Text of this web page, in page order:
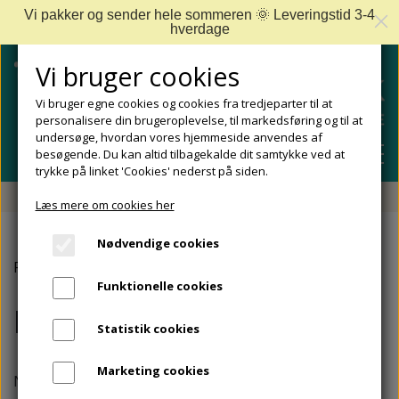
SHOP
FODCREMER
NEGLESVAMP
REDSKABER TIL FODPLEJE OG NEGLEPLEJE
FODFILE OG FODHØVLE
SÅLER, FODINDLÆG OG AFLASTNINGER
FODPROBLEMER
APOFYSITIS CALCANEI/SEVERS SYNDROM
REJSESTØRRELSER
MÆRKER
Fri fragt fra 499 DKK - Levering 1-2 hverdage
Forside
Neglefile
Neglefile er uundværlige redskaber inden for
Vi bruger cookies
Vi bruger egne cookies og cookies fra tredjeparter til at
personalisere din brugeroplevelse, til markedsføring og til at
undersøge, hvordan vores hjemmeside anvendes af
besøgende. Du kan altid tilbagekalde dit samtykke ved at
trykke på linket 'Cookies' nederst på siden.
Læs mere om cookies her
Nødvendige cookies
Funktionelle cookies
Statistik cookies
Marketing cookies
Vi pakker og sender hele sommeren 🌞 Leveringstid 3-4
hverdage